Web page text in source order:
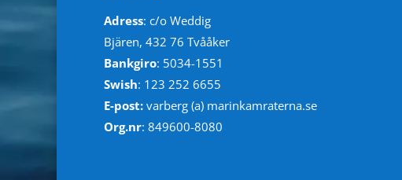
Adress: c/o Weddig
Bjären, 432 76 Tvååker
Bankgiro: 5034-1551
Swish: 123 252 6655
E-post: varberg (a) marinkamraterna.se
Org.nr: 849600-8080